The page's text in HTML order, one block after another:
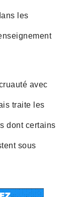
les
avec
traite les
dont certains
sous